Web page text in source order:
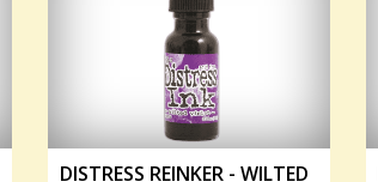
DISTRESS REINKER - WILTED